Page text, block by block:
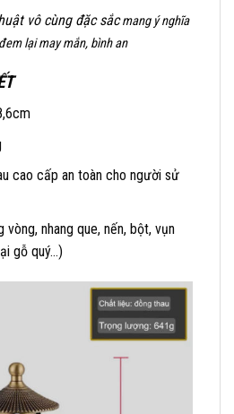
vô cùng đặc sắcmang ý nghĩa
lại may mắn, bình an
cao cấp an toàn cho người sử
vòng, nhang que, nến, bột, vụn
gỗ quý…)